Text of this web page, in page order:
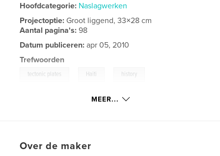
Hoofdcategorie: Naslagwerken
Projectoptie: Groot liggend, 33×28 cm
Aantal pagina's:98
Datum publiceren: apr 05, 2010
Trefwoorden
tectonic plates Haiti history
MEER...
Over de maker